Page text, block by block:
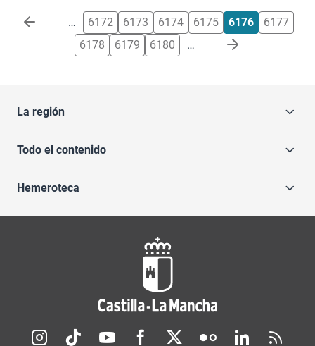
Paginación … 6172 6173 6174 6175 6176
6177
6178
6179 6180 …
La región
Todo el contenido
Hemeroteca
Redes sociales JCCM